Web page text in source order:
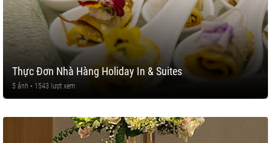
Thực Đơn Nhà Hàng Holiday In & Suites
5 ảnh • 1543 lượt xem